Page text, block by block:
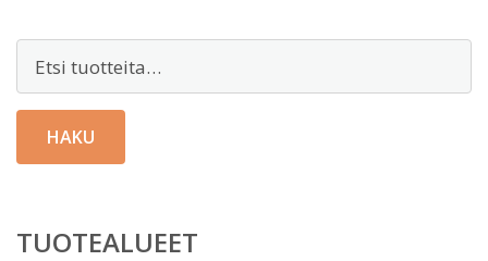
HAKU
TUOTEALUEET